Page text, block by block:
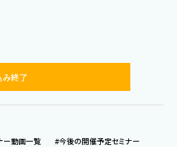
み終了
ー動画一覧 #今後の開催予定セミナー